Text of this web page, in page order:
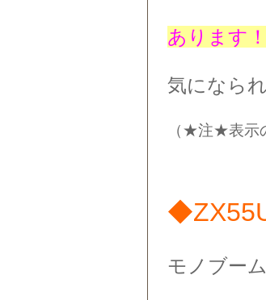
あります！
気になら
（★注★表示
モノブー